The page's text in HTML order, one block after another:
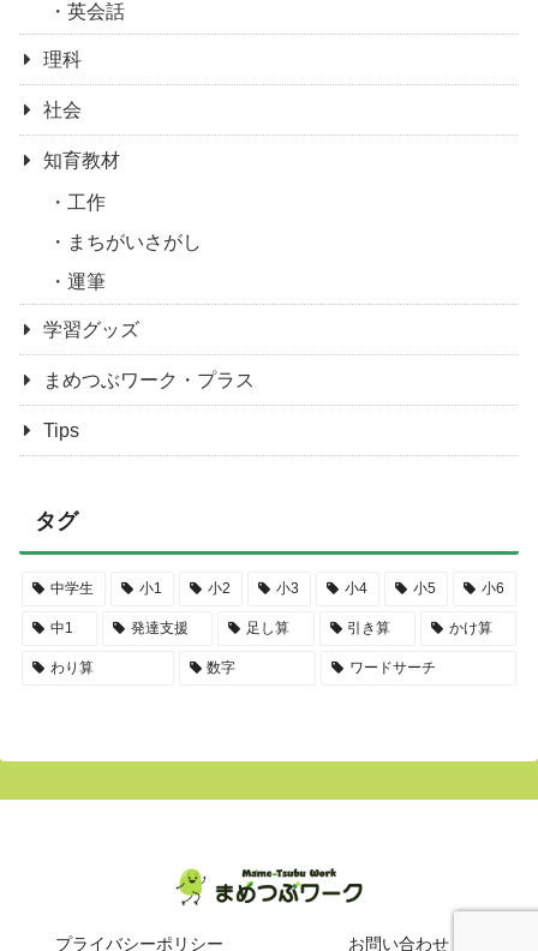
英会話
理科
社会
知育教材
工作
まちがいさがし
運筆
学習グッズ
まめつぶワーク・プラス
Tips
タグ
中学生 小1 小2 小3 小4 小5 小6
中1 発達支援 足し算 引き算 かけ算
わり算 数字 ワードサーチ
プライバシーポリシー お問い合わせ